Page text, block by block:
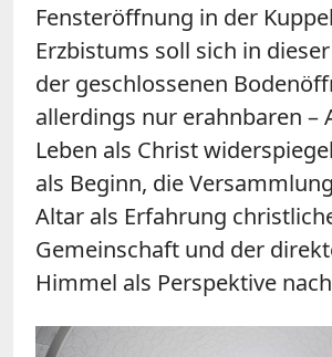
Fensteröffnung in der
Erzbistums soll sich in
der geschlossenen
allerdings nur erahnbaren –
Leben als Christ
als Beginn, die
Altar als Erfahrung
Gemeinschaft und der
Himmel als Perspektive